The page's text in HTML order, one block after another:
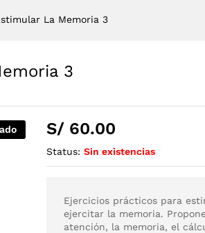
La Memoria 3
3
S/ 60.00
Status: Sin existencias
Ejercicios prácticos para
ejercitar la memoria.
atención, la memoria, el